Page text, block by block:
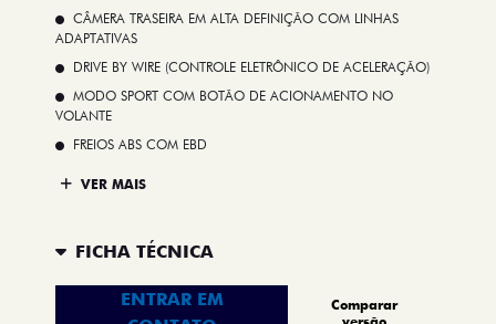
CÂMERA TRASEIRA EM ALTA DEFINIÇÃO COM LINHAS
ADAPTATIVAS
DRIVE BY WIRE (CONTROLE ELETRÔNICO DE ACELERAÇÃO)
MODO SPORT COM BOTÃO DE ACIONAMENTO NO
VOLANTE
FREIOS ABS COM EBD
VER MAIS
FICHA TÉCNICA
ENTRAR EM
Comparar